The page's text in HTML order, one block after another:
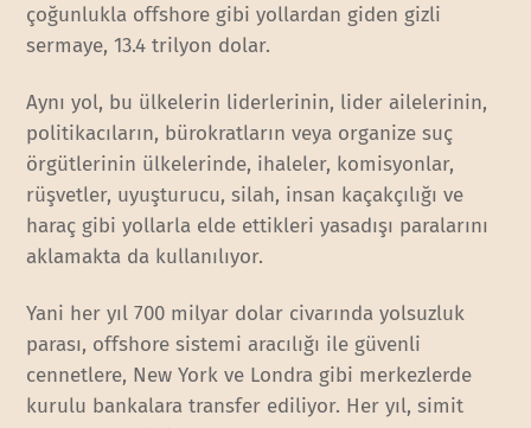
çoğunlukla offshore gibi yollardan giden gizli
sermaye, 13.4 trilyon dolar.
Aynı yol, bu ülkelerin liderlerinin, lider ailelerinin,
politikacıların, bürokratların veya organize suç
örgütlerinin ülkelerinde, ihaleler, komisyonlar,
rüşvetler, uyuşturucu, silah, insan kaçakçılığı ve
haraç gibi yollarla elde ettikleri yasadışı paralarını
aklamakta da kullanılıyor.
Yani her yıl 700 milyar dolar civarında yolsuzluk
parası, offshore sistemi aracılığı ile güvenli
cennetlere, New York ve Londra gibi merkezlerde
kurulu bankalara transfer ediliyor. Her yıl, simit